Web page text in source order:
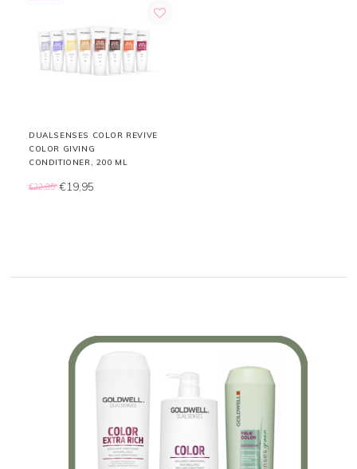
DUALSENSES COLOR REVIVE
COLOR GIVING
CONDITIONER, 200 ML
€22,85 €19,95